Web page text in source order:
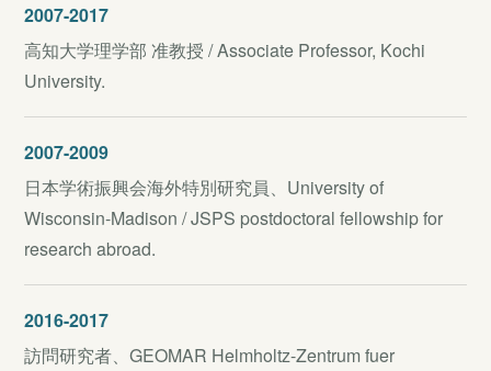
2007-2017
高知大学理学部 准教授 / Associate Professor, Kochi
University.
2007-2009
日本学術振興会海外特別研究員、University of
Wisconsin-Madison / JSPS postdoctoral fellowship for
research abroad.
2016-2017
訪問研究者、GEOMAR Helmholtz-Zentrum fuer